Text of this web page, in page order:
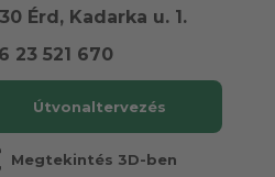
Érd, Kadarka u. 1.
23 521 670
Útvonaltervezés
Megtekintés 3D-ben